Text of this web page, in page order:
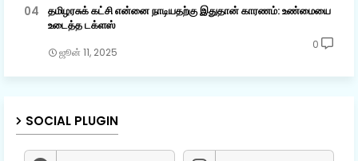
தமிழரசுக் கட்சி என்னை நாடியதற்கு இதுதான் காரணம்: உண்மையை
உடைத்த டக்ளஸ்
ஜூன் 11, 2025
0
SOCIAL PLUGIN